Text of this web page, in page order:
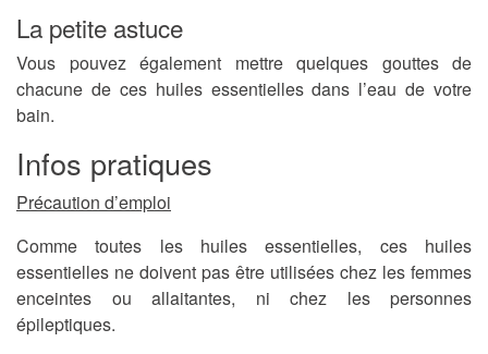
La petite astuce
Vous pouvez également mettre quelques gouttes de
chacune de ces huiles essentielles dans l’eau de votre
bain.
Infos pratiques
Précaution d’emploi
Comme toutes les huiles essentielles, ces huiles
essentielles ne doivent pas être utilisées chez les femmes
enceintes ou allaitantes, ni chez les personnes
épileptiques.